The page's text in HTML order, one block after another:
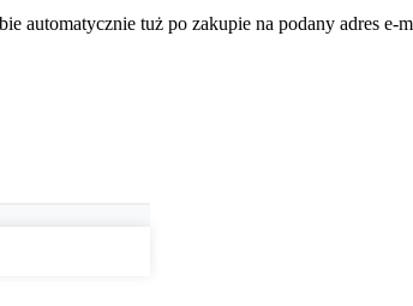
automatycznie tuż po zakupie na podany adres